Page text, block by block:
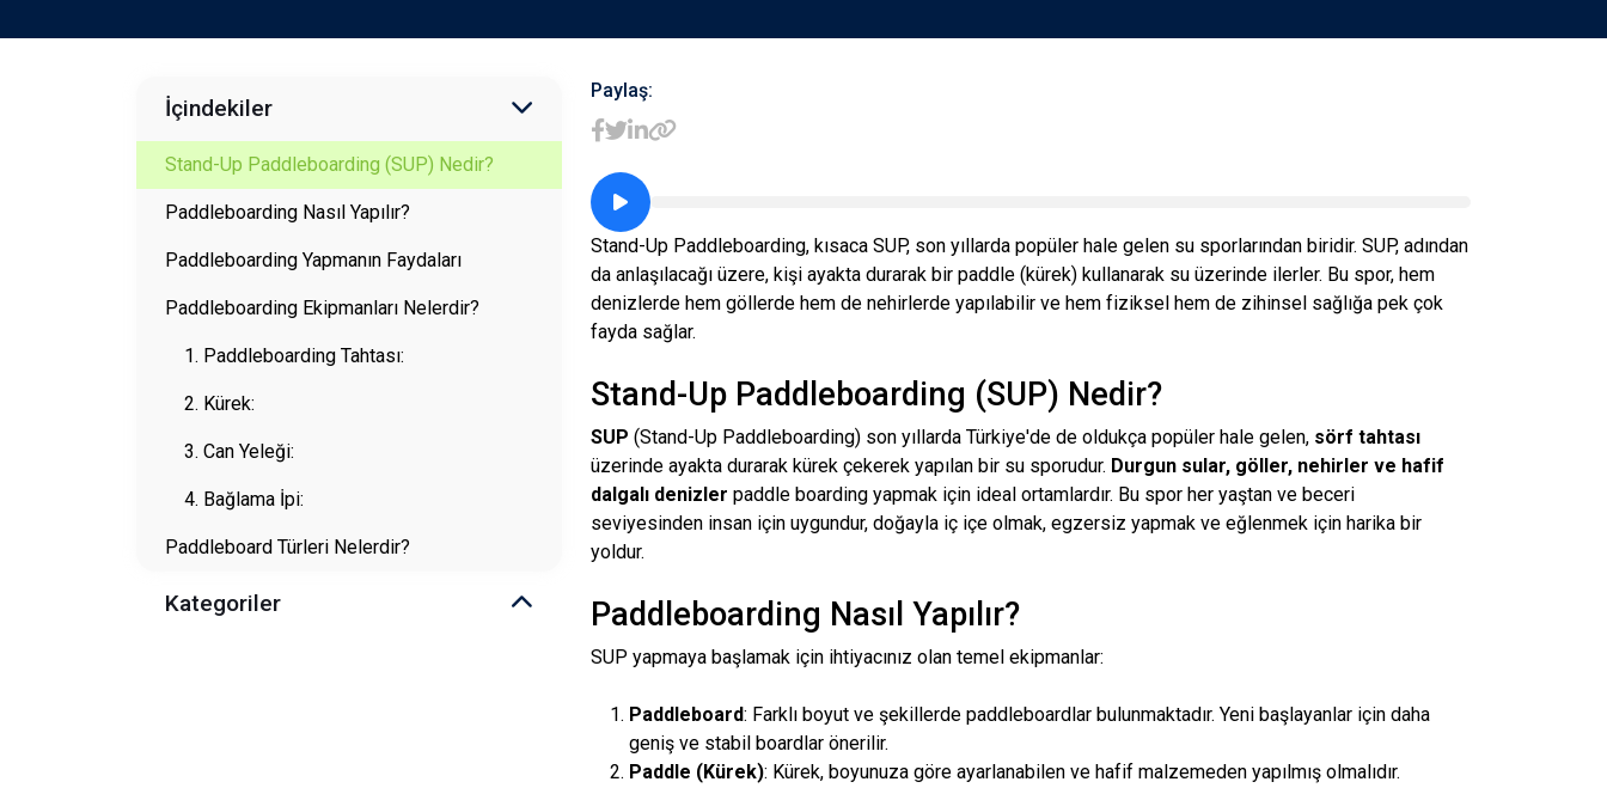
İçindekiler
Stand-Up Paddleboarding (SUP) Nedir?
Paddleboarding Nasıl Yapılır?
Paddleboarding Yapmanın Faydaları
Paddleboarding Ekipmanları Nelerdir?
1. Paddleboarding Tahtası:
2. Kürek:
3. Can Yeleği:
4. Bağlama İpi:
Paddleboard Türleri Nelerdir?
Kategoriler
Paylaş:
Stand-Up Paddleboarding, kısaca SUP, son yıllarda popüler hale gelen su sporlarından biridir. SUP, adından
da anlaşılacağı üzere, kişi ayakta durarak bir paddle (kürek) kullanarak su üzerinde ilerler. Bu spor, hem
denizlerde hem göllerde hem de nehirlerde yapılabilir ve hem fiziksel hem de zihinsel sağlığa pek çok
fayda sağlar.
Stand-Up Paddleboarding (SUP) Nedir?
SUP (Stand-Up Paddleboarding) son yıllarda Türkiye'de de oldukça popüler hale gelen, sörf tahtası
üzerinde ayakta durarak kürek çekerek yapılan bir su sporudur. Durgun sular, göller, nehirler ve hafif
dalgalı denizler paddle boarding yapmak için ideal ortamlardır. Bu spor her yaştan ve beceri
seviyesinden insan için uygundur, doğayla iç içe olmak, egzersiz yapmak ve eğlenmek için harika bir
yoldur.
Paddleboarding Nasıl Yapılır?
SUP yapmaya başlamak için ihtiyacınız olan temel ekipmanlar:
Paddleboard: Farklı boyut ve şekillerde paddleboardlar bulunmaktadır. Yeni başlayanlar için daha
geniş ve stabil boardlar önerilir.
Paddle (Kürek): Kürek, boyunuza göre ayarlanabilen ve hafif malzemeden yapılmış olmalıdır.